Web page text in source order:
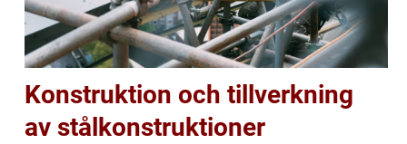
Konstruktion och tillverkning
av stålkonstruktioner